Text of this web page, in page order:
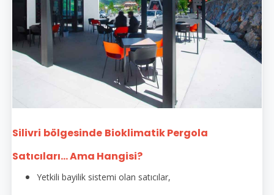
Silivri bölgesinde Bioklimatik Pergola
Satıcıları... Ama Hangisi?
Yetkili bayilik sistemi olan satıcılar,